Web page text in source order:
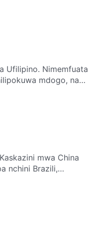
Ufilipino. Nimemfuata
mdogo, na
mwa China
nchini Brazili,